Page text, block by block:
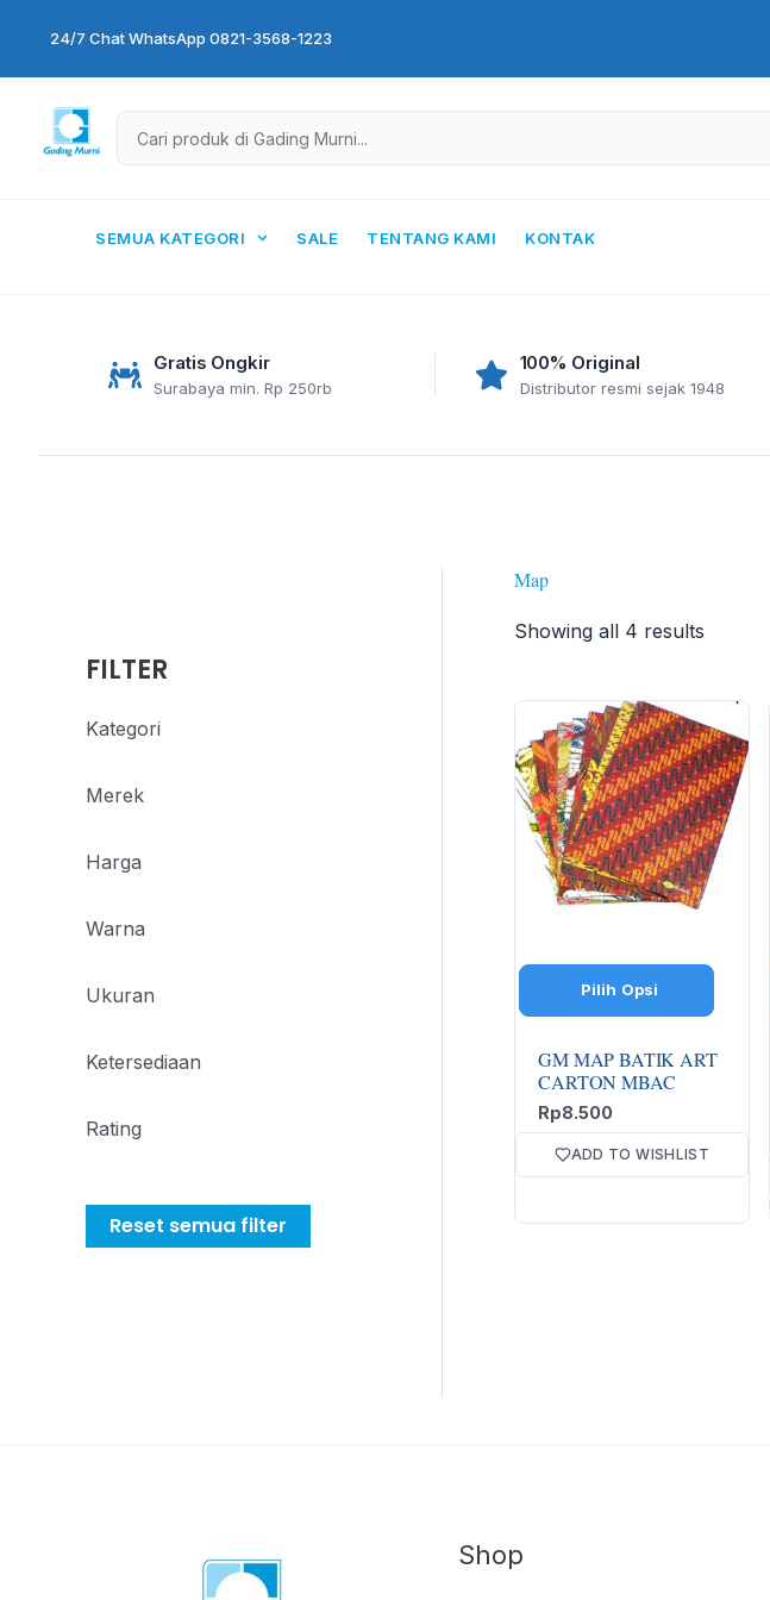
content
24/7 Chat WhatsApp 0821-3568-1223
SEMUA KATEGORI SALE TENTANG KAMI KONTAK
Gratis Ongkir
Surabaya min. Rp 250rb
100% Original
Distributor resmi sejak 1948
FILTER
Kategori
Merek
Harga
Warna
Ukuran
Ketersediaan
Rating
Reset semua filter
Map
Showing all 4 results
GM MAP BATIK ART
CARTON MBAC
Rp8.500
ADD TO WISHLIST
Shop